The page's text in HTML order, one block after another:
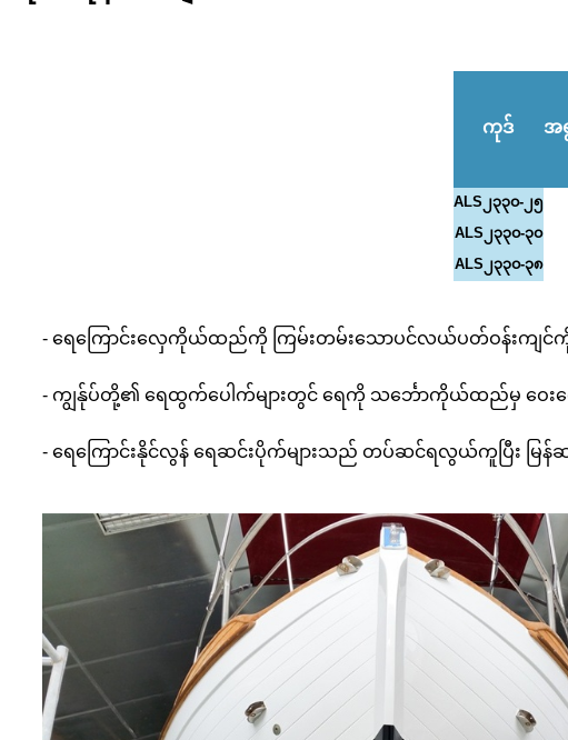
ကုဒ် အ
ALS၂၃၃၀-၂၅
ALS၂၃၃၀-၃၀
ALS၂၃၃၀-၃၈
- ရေကြောင်းလှေကိုယ်ထည်ကို ကြမ်းတမ်းသောပင်လယ်ပတ်ဝန်းကျင်ကို
- ကျွန်ုပ်တို့၏ ရေထွက်ပေါက်များတွင် ရေကို သင်္ဘောကိုယ်ထည်မှ ဝေးဝေး
- ရေကြောင်းနိုင်လွန် ရေဆင်းပိုက်များသည် တပ်ဆင်ရလွယ်ကူပြီး မြ